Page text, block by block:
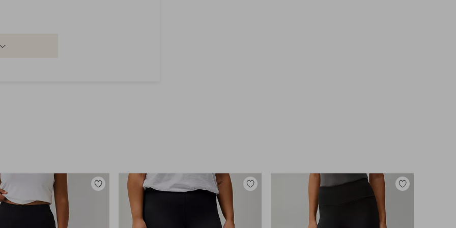
Tilføj
Tilføj
Tilføj